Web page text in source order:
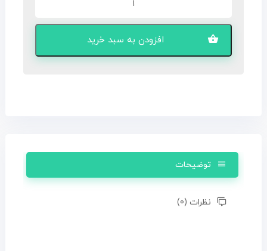
اصل
کیفیت
عدد
افزودن به سبد خرید
توضیحات
نظرات (0)